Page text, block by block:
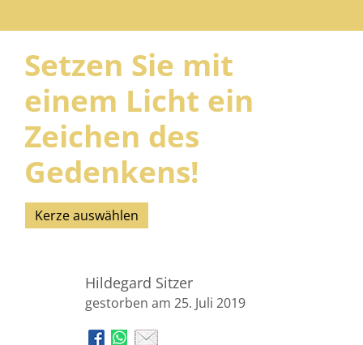
Setzen Sie mit
einem Licht ein
Zeichen des
Gedenkens!
Kerze auswählen
Hildegard Sitzer
gestorben am 25. Juli 2019